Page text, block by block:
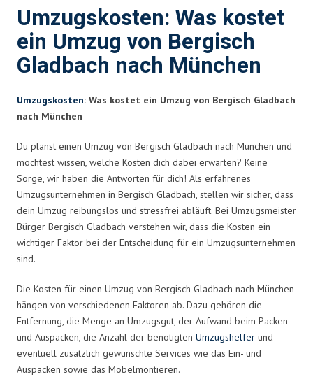
Umzugskosten: Was kostet
ein Umzug von Bergisch
Gladbach nach München
Umzugskosten: Was kostet ein Umzug von Bergisch Gladbach
nach München
Du planst einen Umzug von Bergisch Gladbach nach München und
möchtest wissen, welche Kosten dich dabei erwarten? Keine
Sorge, wir haben die Antworten für dich! Als erfahrenes
Umzugsunternehmen in Bergisch Gladbach, stellen wir sicher, dass
dein Umzug reibungslos und stressfrei abläuft. Bei Umzugsmeister
Bürger Bergisch Gladbach verstehen wir, dass die Kosten ein
wichtiger Faktor bei der Entscheidung für ein Umzugsunternehmen
sind.
Die Kosten für einen Umzug von Bergisch Gladbach nach München
hängen von verschiedenen Faktoren ab. Dazu gehören die
Entfernung, die Menge an Umzugsgut, der Aufwand beim Packen
und Auspacken, die Anzahl der benötigten Umzugshelfer und
eventuell zusätzlich gewünschte Services wie das Ein- und
Auspacken sowie das Möbelmontieren.